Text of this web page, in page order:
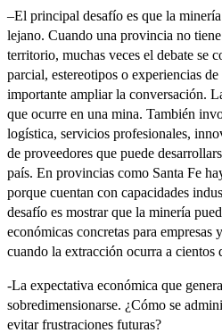
–El principal desafío es que la
lejano. Cuando una provincia no
territorio, muchas veces el debate se
parcial, estereotipos o experiencias
importante ampliar la conversación.
que ocurre en una mina. También
logística, servicios profesionales,
de proveedores que puede
país. En provincias como Santa Fe
porque cuentan con capacidades
desafío es mostrar que la minería
económicas concretas para empresas
cuando la extracción ocurra a cientos
-La expectativa económica que
sobredimensionarse. ¿Cómo se
evitar frustraciones futuras?